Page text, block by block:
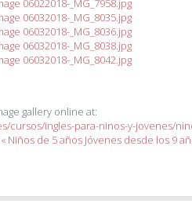
gallery online at:
cursos/ingles-para-ninos-y-jovenes/
« Niños de 5 años Jóvenes desde los 9